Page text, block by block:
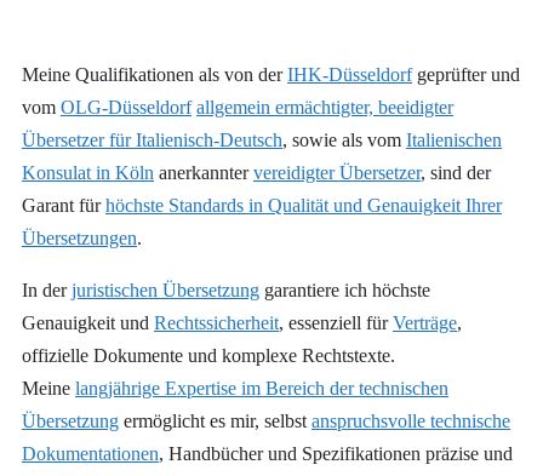
Meine Qualifikationen als von derIHK-Düsseldorfgeprüfter und
vom OLG-Düsseldorf allgemein ermächtigter, beeidigter
Übersetzer für Italienisch-Deutsch, sowie als vom Italienischen
Konsulat in Köln anerkanntervereidigter Übersetzer, sind der
Garant fürhöchste Standards in Qualität und Genauigkeit Ihrer
Übersetzungen.
In derjuristischen Übersetzung garantiere ich höchste
Genauigkeit und Rechtssicherheit, essenziell fürVerträge,
offizielle Dokumente und komplexe Rechtstexte.
Meine langjährige Expertise im Bereich der technischen
Übersetzung ermöglicht es mir, selbst anspruchsvolle technische
Dokumentationen, Handbücher und Spezifikationen präzise und